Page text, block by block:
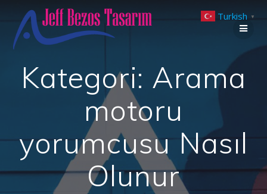
to
Kategori: Arama
motoru
yorumcusu Nasıl
Olunur
Turkish ▼